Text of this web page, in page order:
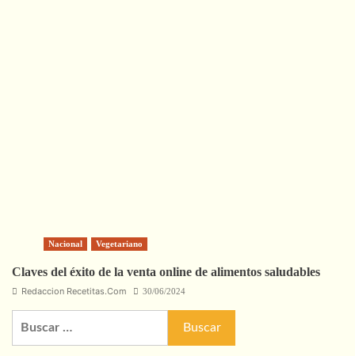
Nacional Vegetariano
Claves del éxito de la venta online de alimentos saludables
Redaccion Recetitas.Com 30/06/2024